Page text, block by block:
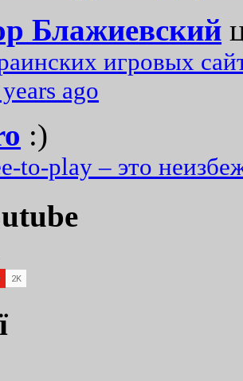
Блажиевский
игровых
ago
:)
to-play – это